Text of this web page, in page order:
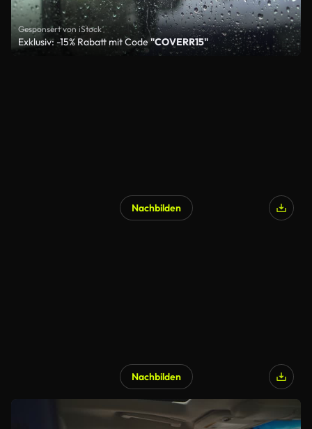
Gesponsert von iStock
Exklusiv: -15% Rabatt mit Code"COVERR15"
Nachbilden
Nachbilden